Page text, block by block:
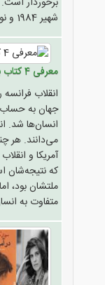
شهیر 1984 و نویسنده اش بپردازیم
معرفی 4 کتاب با موضوع انقلاب فرانسه
انقلاب
جهان به
انسان‌ها شد.
می‌دانند. هر
آمریکا و
که نتیجه‌شان
ملتشان بود،
متفاوت به